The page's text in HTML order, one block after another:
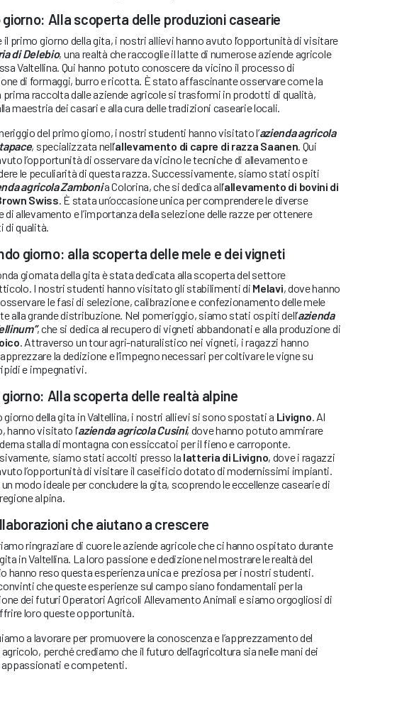
giorno: Alla scoperta delle produzioni casearie
il primo giorno della gita, i nostri allievi hanno avuto l’opportunità di visitare
di Delebio, una realtà che raccoglie il latte di numerose aziende agricole
Valtellina. Qui hanno potuto conoscere da vicino il processo di
di formaggi, burro e ricotta. È stato affascinante osservare come la
raccolta dalle aziende agricole si trasformi in prodotti di qualità,
maestria dei casari e alla cura delle tradizioni casearie locali.
del primo giorno, i nostri studenti hanno visitato l’azienda agricola
, specializzata nell’allevamento di capre di razza Saanen . Qui
l’opportunità di osservare da vicino le tecniche di allevamento e
le peculiarità di questa razza. Successivamente, siamo stati ospiti
agricola Zambonia Colorina, che si dedica all’allevamento di bovini di
Swiss . È stata un’occasione unica per comprendere le diverse
di allevamento e l’importanza della selezione delle razze per ottenere
di qualità.
giorno: alla scoperta delle mele e dei vigneti
giornata della gita è stata dedicata alla scoperta del settore
I nostri studenti hanno visitato gli stabilimenti di Melavi, dove hanno
le fasi di selezione, calibrazione e confezionamento delle mele
alla grande distribuzione. Nel pomeriggio, siamo stati ospiti dell’azienda
, che si dedica al recupero di vigneti abbandonati e alla produzione di
. Attraverso un tour agri-naturalistico nei vigneti, i ragazzi hanno
la dedizione e l’impegno necessari per coltivare le vigne su
e impegnativi.
giorno: Alla scoperta delle realtà alpine
giorno della gita in Valtellina, i nostri allievi si sono spostati a Livigno . Al
hanno visitato l’azienda agricola Cusini, dove hanno potuto ammirare
stalla di montagna con essiccatoi per il fieno e carroponte.
siamo stati accolti presso la latteria di Livigno, dove i ragazzi
l’opportunità di visitare il caseificio dotato di modernissimi impianti.
modo ideale per concludere la gita, scoprendo le eccellenze casearie di
alpina.
che aiutano a crescere
ringraziare di cuore le aziende agricole che ci hanno ospitato durante
in Valtellina. La loro passione e dedizione nel mostrare le realtà del
hanno reso questa esperienza unica e preziosa per i nostri studenti.
che queste esperienze sul campo siano fondamentali per la
dei futuri Operatori Agricoli Allevamento Animali e siamo orgogliosi di
loro queste opportunità.
a lavorare per promuovere la conoscenza e l’apprezzamento del
perché crediamo che il futuro dell’agricoltura sia nelle mani dei
e competenti.